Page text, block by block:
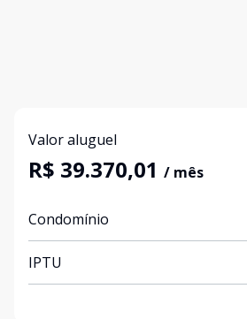
Valor aluguel
R$ 39.370,01 / mês
Condomínio
IPTU